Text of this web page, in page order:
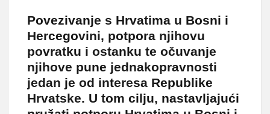
Povezivanje s Hrvatima u Bosni i
Hercegovini, potpora njihovu
povratku i ostanku te očuvanje
njihove pune jednakopravnosti
jedan je od interesa Republike
Hrvatske. U tom cilju, nastavljajući